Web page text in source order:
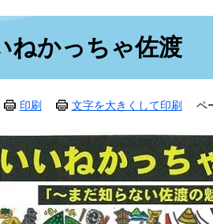
ねかっちゃ佐渡
印刷 文字を大きくして印刷 ペ